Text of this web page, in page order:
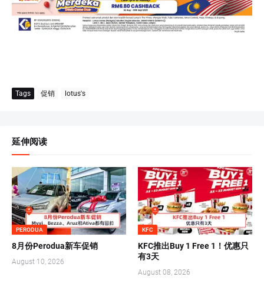
Tags 促销 lotus's
延伸阅读
PERODUA
8月份Perodua新车促销
August 10, 2026
KFC
KFC推出Buy 1 Free 1！优惠只
有3天
August 08, 2026